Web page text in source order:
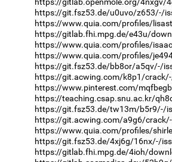
https://git.fsz53.de/u0uvo/z653/-/
https://www.quia.com/profiles/
https://gitlab.fhi.mpg.de/e43u/
https://www.quia.com/profiles/
https://www.quia.com/profiles/
https://git.fsz53.de/bb8or/a5qv/-/
https://git.acwing.com/k8p1/
https://www.pinterest.com/mqfbegb
https://teaching.csap.snu.ac.kr/
https://git.fsz53.de/tw13m/b5r9/-/
https://git.acwing.com/a9g6/
https://www.quia.com/profiles/
https://git.fsz53.de/4xj6g/16nx/-/
https://gitlab.fhi.mpg.de/4ioh/